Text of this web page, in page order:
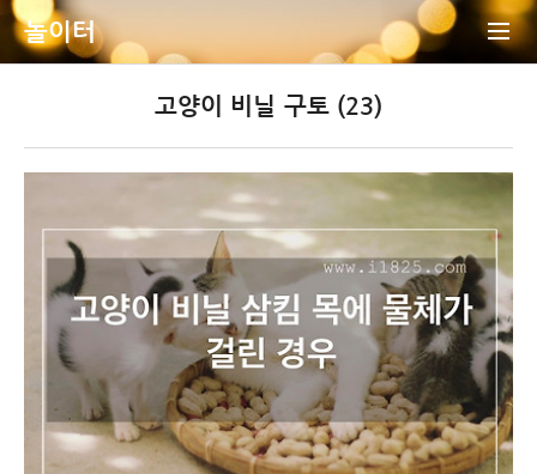
놀이터
고양이 비닐 구토 (23)